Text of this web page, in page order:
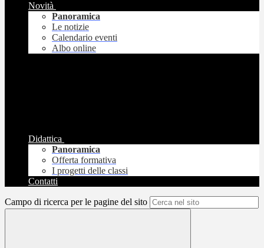
Novità
Panoramica
Le notizie
Calendario eventi
Albo online
Didattica
Panoramica
Offerta formativa
I progetti delle classi
Contatti
Campo di ricerca per le pagine del sito